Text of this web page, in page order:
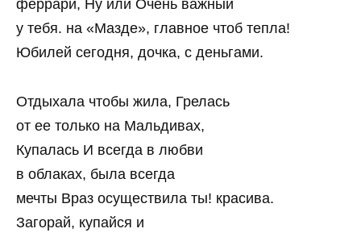
феррари, Ну или Очень важный
у тебя. на «Мазде», главное чтоб тепла!
Юбилей сегодня, дочка, с деньгами.
Отдыхала чтобы жила, Грелась
от ее только на Мальдивах,
Купалась И всегда в любви
в облаках, была всегда
мечты Враз осуществила ты! красива.
Загорай, купайся и